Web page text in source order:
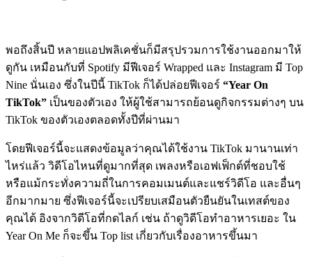
พอถึงสิ้นปี หลายแอปพลิเคชั่นก็มีสรุปรวมการใช้งานออกมาให้
ดูกัน เหมือนกับที่ Spotify มีฟีเจอร์ Wrapped​ และ Instagram มี Top
Nine นั่นเอง ซึ่งในปีนี้ TikTok ก็ได้ปล่อยฟีเจอร์ “Year On
TikTok” เป็นของตัวเอง ให้ผู้ใช้สามารถย้อนดูกิจกรรมต่างๆ บน
TikTok ของตัวเองตลอดทั้งปีที่ผ่านมา
โดยฟีเจอร์นี้จะแสดงข้อมูลว่าคุณได้ใช้งาน TikTok มานานเท่า
ไหร่แล้ว วิดีโอไหนที่ดูมากที่สุด เพลงหรือเอฟเฟ็กต์ที่ชอบใช้
หรือแม้กระทั่งความถี่ในการคอมเมนต์และแชร์วิดีโอ และอื่นๆ
อีกมากมาย ซึ่งฟีเจอร์นี้จะเปรียบเสมือนตัวยืนยันในเทสต์ของ
คุณได้ อิงจากวิดีโอที่กดไลก์ เช่น ถ้าดูวิดีโอทำอาหารเยอะ ใน
Year On Me ก็จะขึ้น Top list เกี่ยวกับเรื่องอาหารขึ้นมา